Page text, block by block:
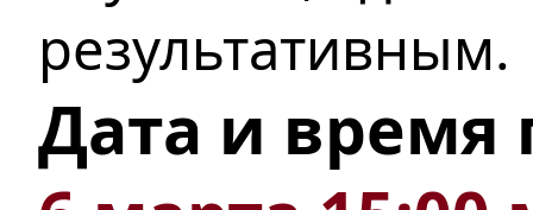
результативным.
Дата и время